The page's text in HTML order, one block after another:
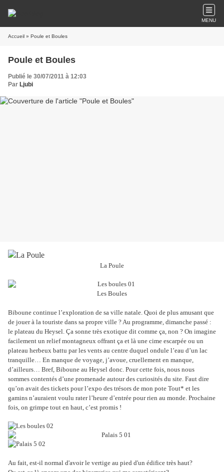
MENU
Accueil » Poule et Boules
Poule et Boules
Publié le 30/07/2011 à 12:03
Par Ljubi
La Poule
Les Boules
Biboune continue l’exploration de sa ville natale. Quoi de plus amusant que
de jouer à la touriste dans sa propre ville ? Au programme, dimanche passé :
le plateau du Heysel. Ça sonne très exotique dit comme ça, non ? On imagine
facilement un relief montagneux offrant ça et là une cime escarpée ou un
plateau herbeux battu par les vents au centre duquel ondule l’eau d’un lac
tranquille… En manque de voyage, j’avoue, cruellement en manque,
d’ailleurs… Bref, Biboune au Heysel donc. Pour cette fois, nous nous
sommes contentés d’une promenade autour des curiosités du site. Faut dire
qu’on avait des tickets pour l’expo des trésors de mon pote Tout* et les
gamins n’auraient voulu rater l’heure d’entrée pour rien au monde. Prochaine
fois, on grimpe tout en haut, c’est promis !
Au fait, est-il normal d'avoir le vertige au pied d'un édifice très haut?